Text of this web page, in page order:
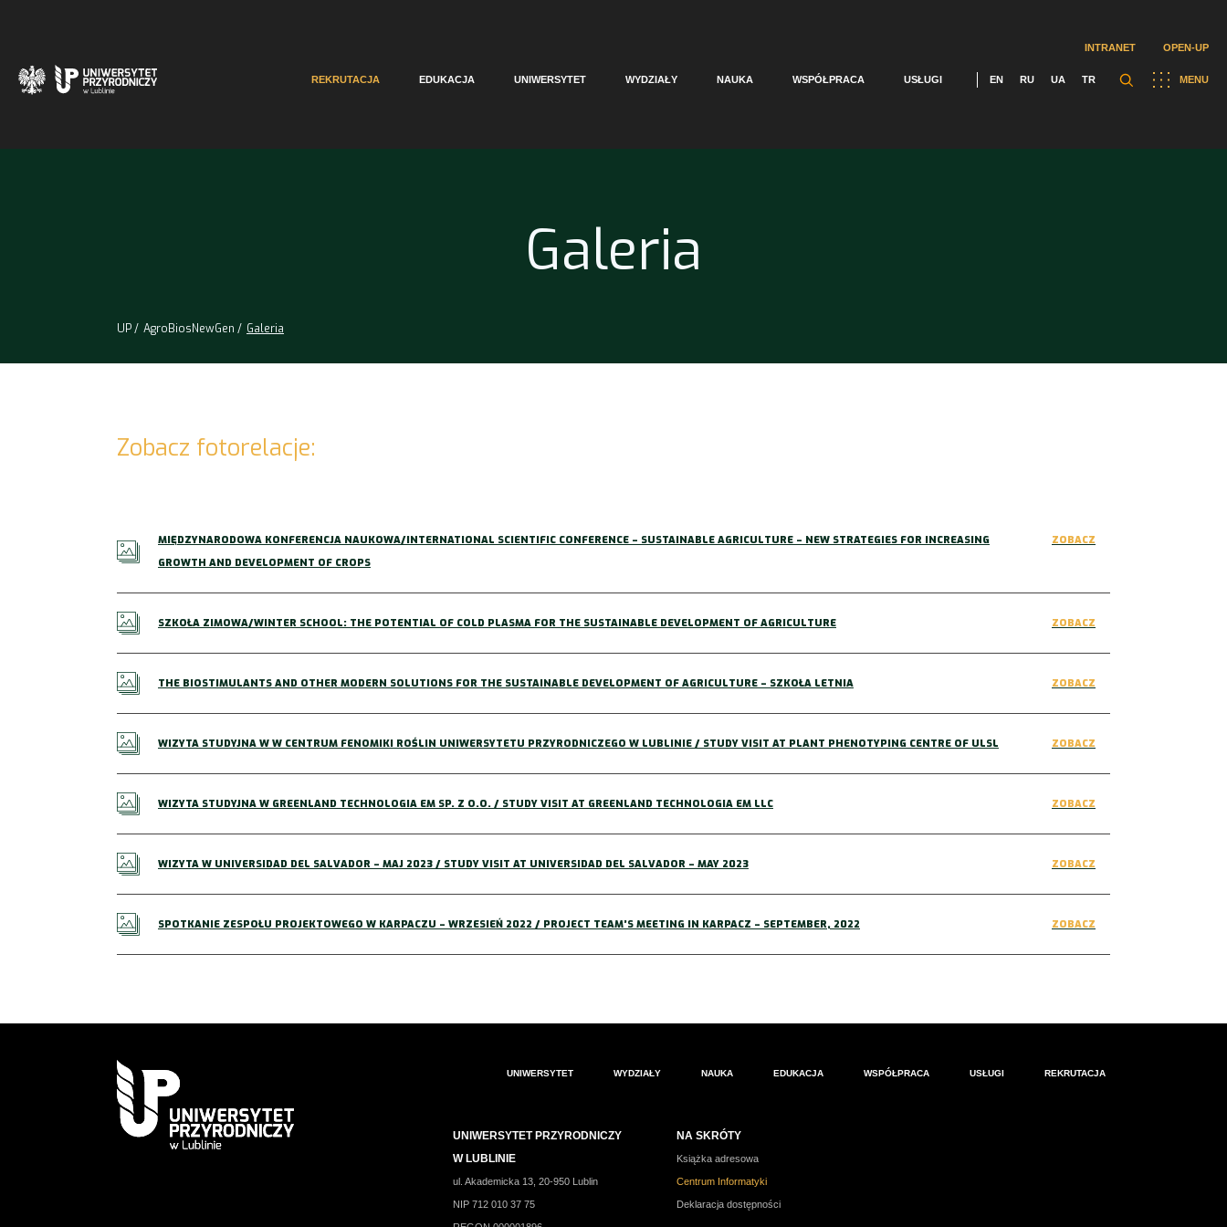
INTRANET OPEN-UP
MENU
REKRUTACJA EDUKACJA UNIWERSYTET WYDZIAŁY NAUKA WSPÓŁPRACA USŁUGI EN RU UA TR
Galeria
UP AgroBiosNewGen Galeria
Zobacz fotorelacje:
MIĘDZYNARODOWA KONFERENCJA NAUKOWA/INTERNATIONAL SCIENTIFIC CONFERENCE – SUSTAINABLE AGRICULTURE – NEW STRATEGIES FOR INCREASING
GROWTH AND DEVELOPMENT OF CROPS
ZOBACZ
SZKOŁA ZIMOWA/WINTER SCHOOL: THE POTENTIAL OF COLD PLASMA FOR THE SUSTAINABLE DEVELOPMENT OF AGRICULTURE ZOBACZ
THE BIOSTIMULANTS AND OTHER MODERN SOLUTIONS FOR THE SUSTAINABLE DEVELOPMENT OF AGRICULTURE – SZKOŁA LETNIA ZOBACZ
WIZYTA STUDYJNA W W CENTRUM FENOMIKI ROŚLIN UNIWERSYTETU PRZYRODNICZEGO W LUBLINIE / STUDY VISIT AT PLANT PHENOTYPING CENTRE OF ULSL ZOBACZ
WIZYTA STUDYJNA W GREENLAND TECHNOLOGIA EM SP. Z O.O. / STUDY VISIT AT GREENLAND TECHNOLOGIA EM LLC ZOBACZ
WIZYTA W UNIVERSIDAD DEL SALVADOR – MAJ 2023 / STUDY VISIT AT UNIVERSIDAD DEL SALVADOR – MAY 2023 ZOBACZ
SPOTKANIE ZESPOŁU PROJEKTOWEGO W KARPACZU – WRZESIEŃ 2022 / PROJECT TEAM’S MEETING IN KARPACZ – SEPTEMBER, 2022 ZOBACZ
UNIWERSYTET WYDZIAŁY NAUKA EDUKACJA WSPÓŁPRACA USŁUGI REKRUTACJA
UNIWERSYTET PRZYRODNICZY
W LUBLINIE
ul. Akademicka 13, 20-950 Lublin
NIP 712 010 37 75
NA SKRÓTY
Książka adresowa
Centrum Informatyki
Deklaracja dostępności